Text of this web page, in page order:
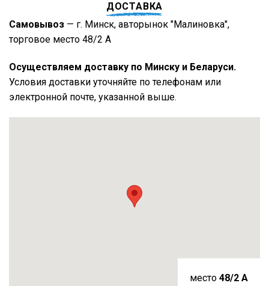
ДОСТАВКА
Самовывоз — г. Минск, авторынок "Малиновка",
торговое место 48/2 А
Осуществляем доставку по Минску и Беларуси.
Условия доставки уточняйте по телефонам или
электронной почте, указанной выше.
место 48/2 A